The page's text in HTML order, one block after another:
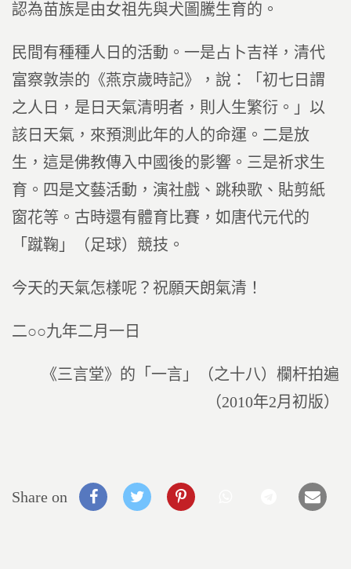
認為苗族是由女祖先與犬圖騰生育的。
民間有種種人日的活動。一是占卜吉祥，清代
富察敦崇的《燕京歲時記》，說：「初七日謂
之人日，是日天氣清明者，則人生繁衍。」以
該日天氣，來預測此年的人的命運。二是放
生，這是佛教傳入中國後的影響。三是祈求生
育。四是文藝活動，演社戲、跳秧歌、貼剪紙
窗花等。古時還有體育比賽，如唐代元代的
「蹴鞠」（足球）競技。
今天的天氣怎樣呢？祝願天朗氣清！
二○○九年二月一日
《三言堂》的「一言」（之十八）欄杆拍遍
（2010年2月初版）
Share on